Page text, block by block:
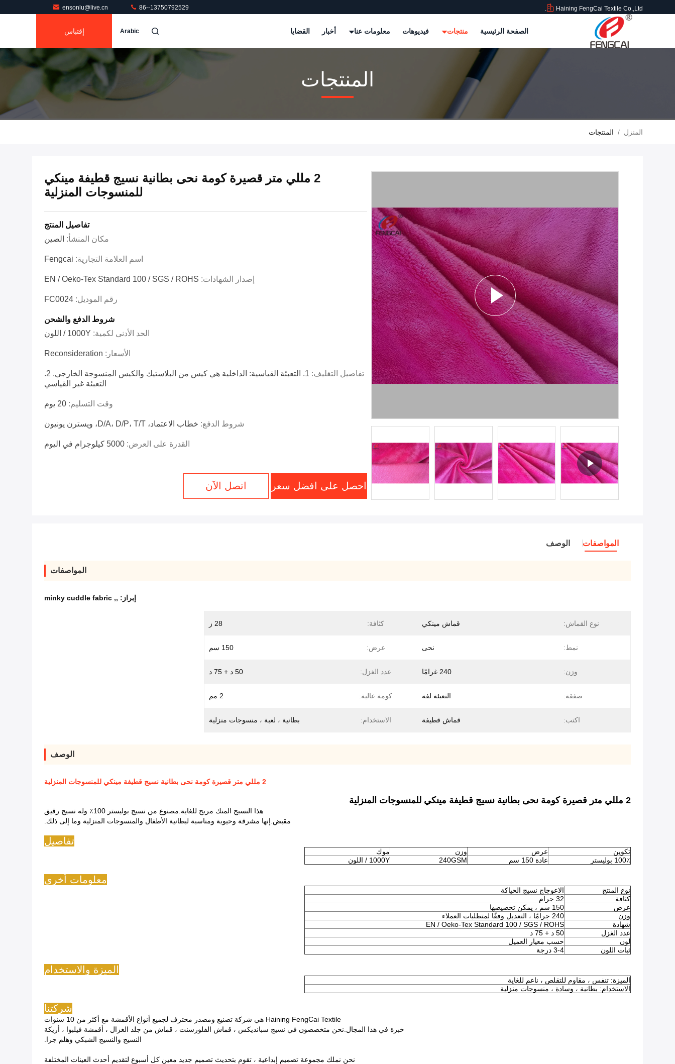
Haining FengCai Textile Co.,Ltd.
ensonlu@live.cn 86--13750792529
الصفحة الرئيسية منتجات فيديوهات معلومات عنا أخبار القضايا Arabic إقتباس
المنتجات
المنزل / المنتجات
2 مللي متر قصيرة كومة نحى بطانية نسيج قطيفة مينكي
للمنسوجات المنزلية
تفاصيل المنتج
مكان المنشأ: الصين
اسم العلامة التجارية: Fengcai
إصدار الشهادات: EN / Oeko-Tex Standard 100 / SGS / ROHS
رقم الموديل: FC0024
شروط الدفع والشحن
الحد الأدنى لكمية: 1000Y / اللون
الأسعار: Reconsideration
تفاصيل التغليف:
1. التعبئة القياسية: الداخلية هي كيس من البلاستيك والكيس المنسوجة الخارجي. 2.
التعبئة غير القياسي
وقت التسليم: 20 يوم
شروط الدفع: خطاب الاعتماد، D/A، D/P، T/T، ويسترن يونيون
القدرة على العرض: 5000 كيلوجرام في اليوم
احصل على افضل سعر اتصل الآن
المواصفات الوصف
المواصفات
إبراز: ,
,
minky cuddle fabric
نوع القماش: قماش مينكي كثافة: 28 ز
نمط: نحى عرض: 150 سم
وزن: 240 غرامًا عدد الغزل: 50 د + 75 د
صفقة: التعبئة لفة كومة عالية: 2 مم
اكتب: قماش قطيفة الاستخدام: بطانية ، لعبة ، منسوجات منزلية
الوصف
2 مللي متر قصيرة كومة نحى بطانية نسيج قطيفة مينكي للمنسوجات المنزلية
2 مللي متر قصيرة كومة نحى بطانية نسيج قطيفة مينكي للمنسوجات المنزلية
هذا النسيج المنك مريح للغاية.مصنوع من نسيج بوليستر 100٪ وله نسيج رقيق
مقبض.إنها مشرقة وحيوية ومناسبة لبطانية الأطفال والمنسوجات المنزلية وما إلى ذلك.
تفاصيل
تكوين عرض وزن
موك
100٪ بوليستر
عادة 150 سم 240GSM 1000Y / اللون
معلومات أخرى
نوع المنتج
الاعوجاج نسيج الحياكة
كثافة
32 جرام
عرض
150 سم ، يمكن تخصيصها
وزن
240 جرامًا ، التعديل وفقًا لمتطلبات العملاء
شهادة
EN / Oeko-Tex Standard 100 / SGS / ROHS
عدد الغزل
50 د + 75 د
لون
حسب معيار العميل
ثبات اللون
3-4 درجة
الميزة والاستخدام
الميزة: تنفس ، مقاوم للتقلص ، ناعم للغاية
الاستخدام: بطانية ، وسادة ، منسوجات منزلية
شركتنا
Haining FengCai Textile هي شركة تصنيع ومصدر محترف لجميع أنواع الأقمشة مع أكثر من 10 سنوات
خبرة في هذا المجال.نحن متخصصون في نسيج سبانديكس ، قماش الفلورسنت ، قماش من جلد الغزال ، أقمشة فيلبوا ، أريكة
النسيج والنسيج الشبكي وهلم جرا.
نحن نملك مجموعة تصميم إبداعية ، تقوم بتحديث تصميم جديد معين كل أسبوع لتقديم أحدث العينات المختلفة